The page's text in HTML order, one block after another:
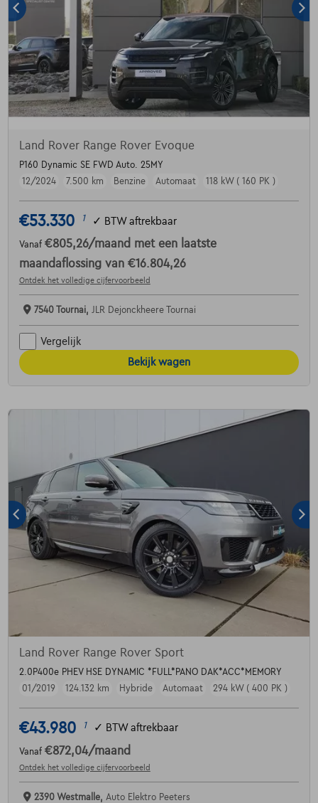
Land Rover Range Rover Evoque
P160 Dynamic SE FWD Auto. 25MY
12/2024
7.500 km Benzine Automaat 118 kW ( 160 PK )
€53.330 1 ✓ BTW aftrekbaar
Vanaf €805,26/maand met een laatste
maandaflossing van €16.804,26
Ontdek het volledige cijfervoorbeeld
7540 Tournai, JLR Dejonckheere Tournai
Vergelijk
Bekijk wagen
Land Rover Range Rover Sport
2.0P400e PHEV HSE DYNAMIC *FULL*PANO DAK*ACC*MEMORY
01/2019
124.132 km Hybride Automaat 294 kW ( 400 PK )
€43.980 1 ✓ BTW aftrekbaar
Vanaf €872,04/maand
Ontdek het volledige cijfervoorbeeld
2390 Westmalle, Auto Elektro Peeters